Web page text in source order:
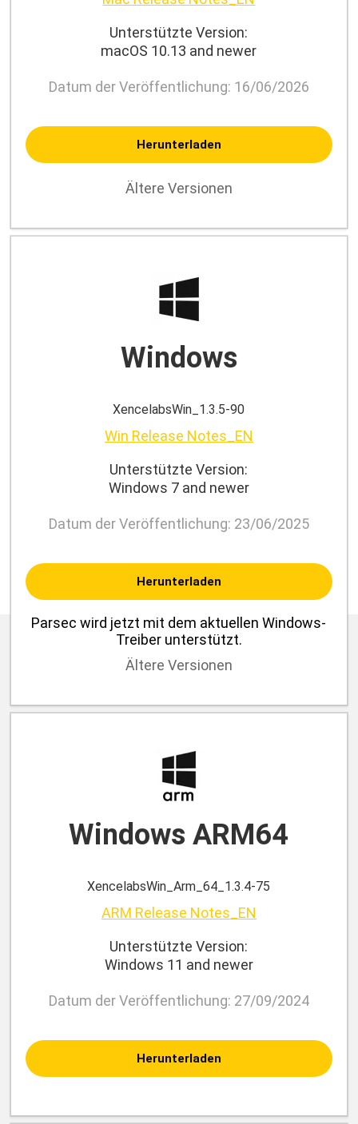
Unterstützte Version:
macOS 10.13 and newer
Datum der Veröffentlichung: 16/06/2026
Herunterladen
Ältere Versionen
Windows
XencelabsWin_1.3.5-90
Win Release Notes_EN
Unterstützte Version:
Windows 7 and newer
Datum der Veröffentlichung: 23/06/2025
Herunterladen
Parsec wird jetzt mit dem aktuellen Windows-
Treiber unterstützt.
Ältere Versionen
Windows ARM64
XencelabsWin_Arm_64_1.3.4-75
ARM Release Notes_EN
Unterstützte Version:
Windows 11 and newer
Datum der Veröffentlichung: 27/09/2024
Herunterladen